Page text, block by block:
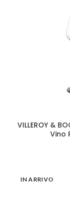
VILLEROY &
Vino
IN ARRIVO